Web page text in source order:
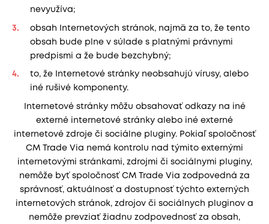
nevyužíva;
obsah Internetových stránok, najmä za to, že tento
obsah bude plne v súlade s platnými právnymi
predpismi a že bude bezchybný;
to, že Internetové stránky neobsahujú vírusy, alebo
iné rušivé komponenty.
Internetové stránky môžu obsahovať odkazy na iné
externé internetové stránky alebo iné externé
internetové zdroje či sociálne pluginy. Pokiaľ spoločnosť
CM Trade Via nemá kontrolu nad týmito externými
internetovými stránkami, zdrojmi či sociálnymi pluginy,
nemôže byť spoločnosť CM Trade Via zodpovedná za
správnosť, aktuálnosť a dostupnosť týchto externých
internetových stránok, zdrojov či sociálnych pluginov a
nemôže prevziať žiadnu zodpovednosť za obsah,